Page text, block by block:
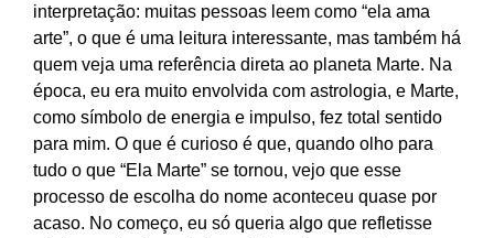
interpretação: muitas pessoas leem como “ela ama
arte”, o que é uma leitura interessante, mas também há
quem veja uma referência direta ao planeta Marte. Na
época, eu era muito envolvida com astrologia, e Marte,
como símbolo de energia e impulso, fez total sentido
para mim. O que é curioso é que, quando olho para
tudo o que “Ela Marte” se tornou, vejo que esse
processo de escolha do nome aconteceu quase por
acaso. No começo, eu só queria algo que refletisse